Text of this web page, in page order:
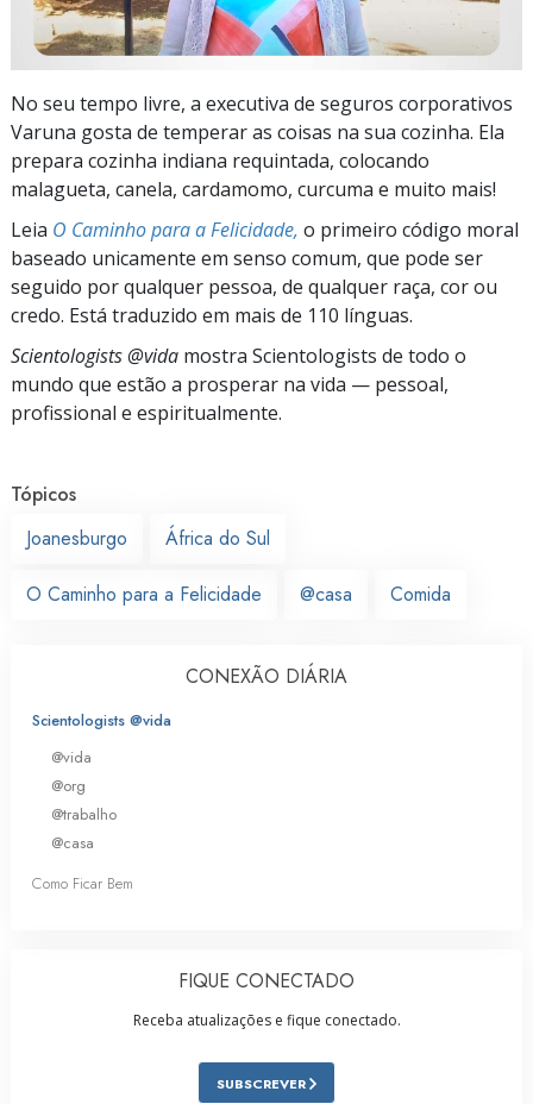
No seu tempo livre, a executiva de seguros corporativos
Varuna gosta de temperar as coisas na sua cozinha. Ela
prepara cozinha indiana requintada, colocando
malagueta, canela, cardamomo, curcuma e muito mais!
Leia O Caminho para a Felicidade, o primeiro código moral
baseado unicamente em senso comum, que pode ser
seguido por qualquer pessoa, de qualquer raça, cor ou
credo. Está traduzido em mais de 110 línguas.
Scientologists @vida mostra Scientologists de todo o
mundo que estão a prosperar na vida — pessoal,
profissional e espiritualmente.
Tópicos
Joanesburgo
África do Sul
O Caminho para a Felicidade @casa Comida
CONEXÃO DIÁRIA
Scientologists @vida
@vida
@org
@trabalho
@casa
Como Ficar Bem
FIQUE CONECTADO
Receba atualizações e fique conectado.
SUBSCREVER